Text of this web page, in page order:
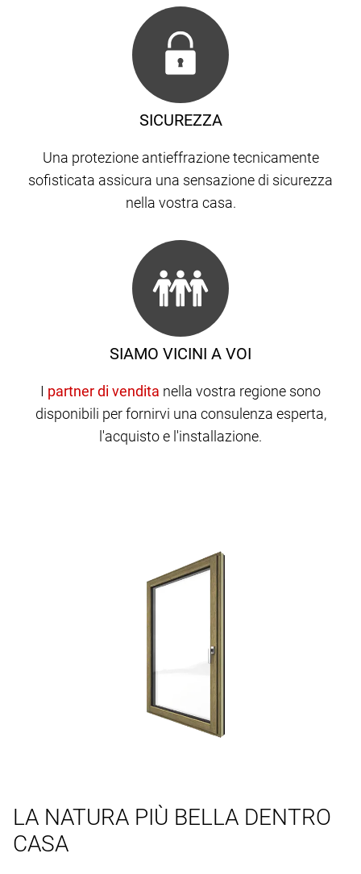
SIAMO VICINI A VOI
I
nella vostra regione sono
disponibili per fornirvi una consulenza esperta,
l'acquisto e l'installazione.
SICUREZZA
Una protezione antieffrazione tecnicamente
sofisticata assicura una sensazione di sicurezza
nella vostra casa.
LA NATURA PIÙ BELLA DENTRO
CASA